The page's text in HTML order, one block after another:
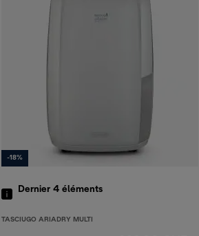
-18%
Dernier 4 éléments
TASCIUGO ARIADRY MULTI